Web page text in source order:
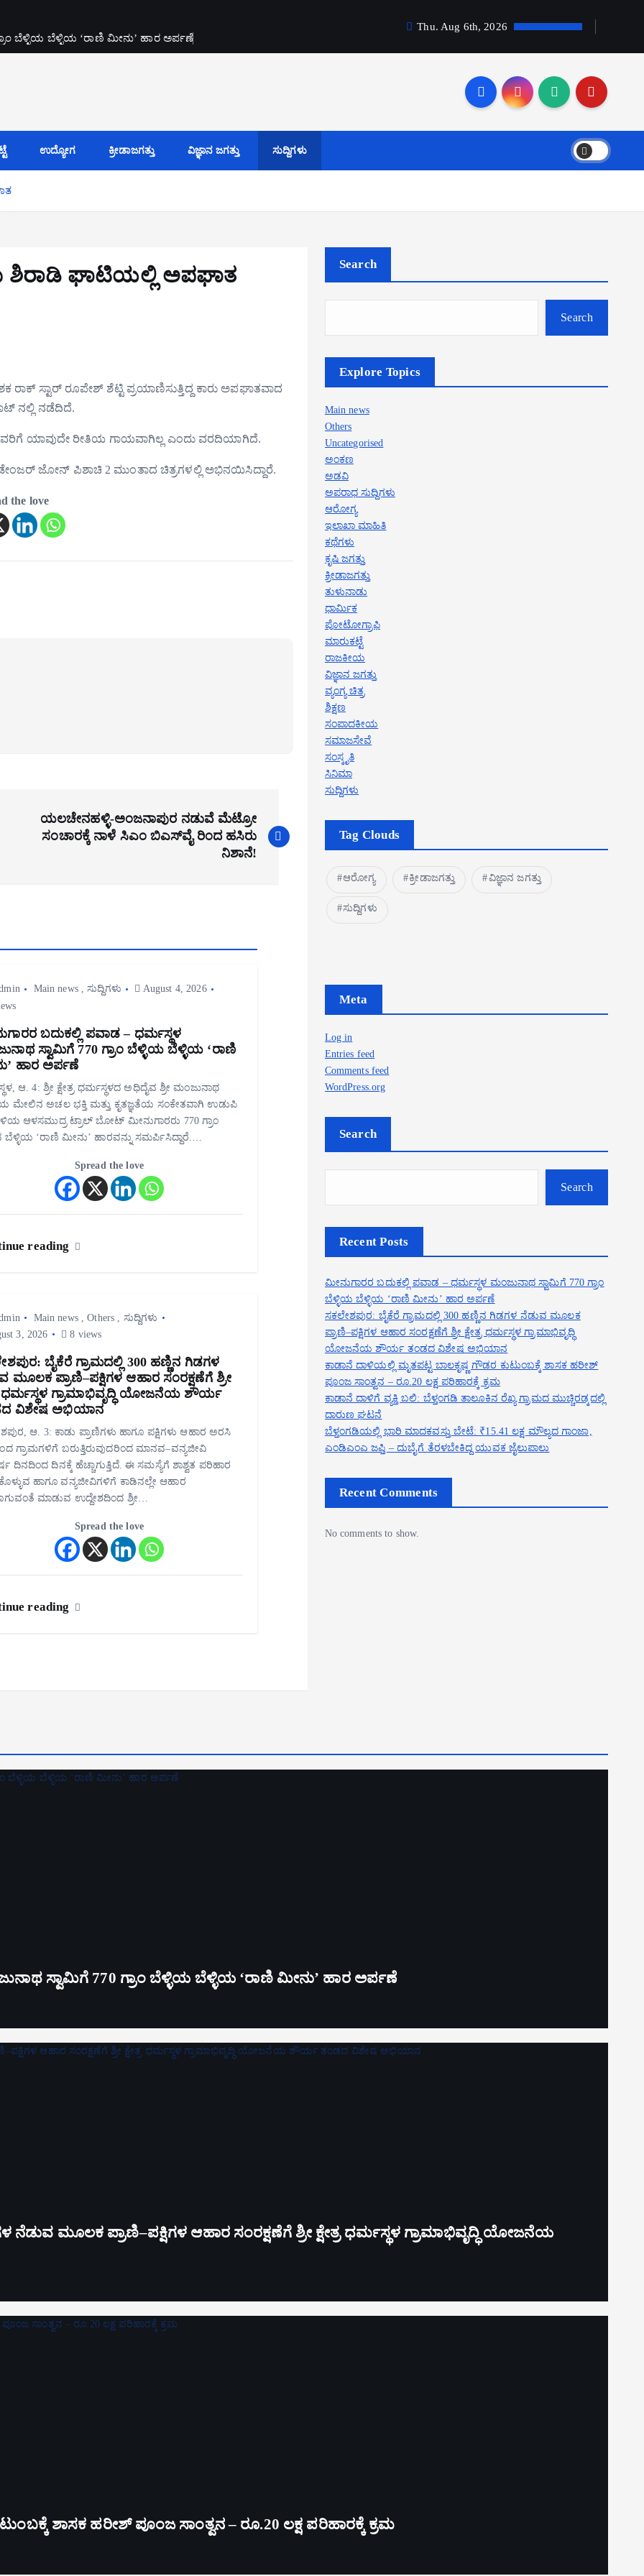
ಬೆಳ್ಳಿಯ ಬೆಳ್ಳಿಯ ‘ರಾಣಿ ಮೀನು’ ಹಾರ ಅರ್ಪಣೆ
Thu. Aug 6th, 2026
ಉದ್ಯೋಗ ಕ್ರೀಡಾಜಗತ್ತು ವಿಜ್ಞಾನ ಜಗತ್ತು ಸುದ್ದಿಗಳು
ಶಿರಾಡಿ ಘಾಟಿಯಲ್ಲಿ ಅಪಘಾತ
ರಾಕ್ ಸ್ಟಾರ್ ರೂಪೇಶ್ ಶೆಟ್ಟಿ ಪ್ರಯಾಣಿಸುತ್ತಿದ್ದ ಕಾರು ಅಪಘಾತವಾದ
ನಲ್ಲಿ ನಡೆದಿದೆ.
ಯಾವುದೇ ರೀತಿಯ ಗಾಯವಾಗಿಲ್ಲ ಎಂದು ವರದಿಯಾಗಿದೆ.
ಡೇಂಜರ್ ಜೋನ್ ಪಿಶಾಚಿ 2 ಮುಂತಾದ ಚಿತ್ರಗಳಲ್ಲಿ ಅಭಿನಯಿಸಿದ್ದಾರೆ.
the love
ಯಲಚೇನಹಳ್ಳಿ-ಅಂಜನಾಪುರ ನಡುವೆ ಮೆಟ್ರೋ
ಸಂಚಾರಕ್ಕೆ ನಾಳೆ ಸಿಎಂ ಬಿಎಸ್​ವೈ ರಿಂದ ಹಸಿರು
ನಿಶಾನೆ!
Main news,ಸುದ್ದಿಗಳು
August 4, 2026
ಬದುಕಲ್ಲಿ ಪವಾಡ – ಧರ್ಮಸ್ಥಳ
ಸ್ವಾಮಿಗೆ 770 ಗ್ರಾಂ ಬೆಳ್ಳಿಯ ಬೆಳ್ಳಿಯ ‘ರಾಣಿ
ಹಾರ ಅರ್ಪಣೆ
ಆ. 4: ಶ್ರೀ ಕ್ಷೇತ್ರ ಧರ್ಮಸ್ಥಳದ ಅಧಿದೈವ ಶ್ರೀ ಮಂಜುನಾಥ
ಮೇಲಿನ ಅಚಲ ಭಕ್ತಿ ಮತ್ತು ಕೃತಜ್ಞತೆಯ ಸಂಕೇತವಾಗಿ ಉಡುಪಿ
ಆಳಸಮುದ್ರ ಟ್ರಾಲ್ ಬೋಟ್ ಮೀನುಗಾರರು 770 ಗ್ರಾಂ
ಬೆಳ್ಳಿಯ ‘ರಾಣಿ ಮೀನು’ ಹಾರವನ್ನು ಸಮರ್ಪಿಸಿದ್ದಾರೆ.…
Spread the love
reading
Main news,Others
ಸುದ್ದಿಗಳು
3, 2026
8 views
ಬೈಕೆರೆ ಗ್ರಾಮದಲ್ಲಿ 300 ಹಣ್ಣಿನ ಗಿಡಗಳ
ಮೂಲಕ ಪ್ರಾಣಿ–ಪಕ್ಷಿಗಳ ಆಹಾರ ಸಂರಕ್ಷಣೆಗೆ ಶ್ರೀ
ಧರ್ಮಸ್ಥಳ ಗ್ರಾಮಾಭಿವೃದ್ಧಿ ಯೋಜನೆಯ ಶೌರ್ಯ
ವಿಶೇಷ ಅಭಿಯಾನ
ಆ. 3: ಕಾಡು ಪ್ರಾಣಿಗಳು ಹಾಗೂ ಪಕ್ಷಿಗಳು ಆಹಾರ ಅರಸಿ
ಗ್ರಾಮಗಳಿಗೆ ಬರುತ್ತಿರುವುದರಿಂದ ಮಾನವ–ವನ್ಯಜೀವಿ
ದಿನದಿಂದ ದಿನಕ್ಕೆ ಹೆಚ್ಚಾಗುತ್ತಿದೆ. ಈ ಸಮಸ್ಯೆಗೆ ಶಾಶ್ವತ ಪರಿಹಾರ
ಹಾಗೂ ವನ್ಯಜೀವಿಗಳಿಗೆ ಕಾಡಿನಲ್ಲೇ ಆಹಾರ
ಮಾಡುವ ಉದ್ದೇಶದಿಂದ ಶ್ರೀ…
Spread the love
reading
Search
Search
Explore Topics
Main news
Others
Uncategorised
ಅಂಕಣ
ಅಡವಿ
ಅಪರಾಧ ಸುದ್ದಿಗಳು
ಆರೋಗ್ಯ
ಇಲಾಖಾ ಮಾಹಿತಿ
ಕಥೆಗಳು
ಕೃಷಿ ಜಗತ್ತು
ಕ್ರೀಡಾಜಗತ್ತು
ತುಳುನಾಡು
ಧಾರ್ಮಿಕ
ಪೋಟೋಗ್ರಾಫಿ
ಮಾರುಕಟ್ಟೆ
ರಾಜಕೀಯ
ವಿಜ್ಞಾನ ಜಗತ್ತು
ವ್ಯಂಗ್ಯ ಚಿತ್ರ
ಶಿಕ್ಷಣ
ಸಂಪಾದಕೀಯ
ಸಮಾಜಸೇವೆ
ಸಂಸ್ಕೃತಿ
ಸಿನಿಮಾ
ಸುದ್ದಿಗಳು
Tag Clouds
ಆರೋಗ್ಯ ಕ್ರೀಡಾಜಗತ್ತು ವಿಜ್ಞಾನ ಜಗತ್ತು
ಸುದ್ದಿಗಳು
Meta
Log in
Entries feed
Comments feed
WordPress.org
Search
Search
Recent Posts
ಮೀನುಗಾರರ ಬದುಕಲ್ಲಿ ಪವಾಡ – ಧರ್ಮಸ್ಥಳ ಮಂಜುನಾಥ ಸ್ವಾಮಿಗೆ 770 ಗ್ರಾಂ
ಬೆಳ್ಳಿಯ ಬೆಳ್ಳಿಯ ‘ರಾಣಿ ಮೀನು’ ಹಾರ ಅರ್ಪಣೆ
ಸಕಲೇಶಪುರ: ಬೈಕೆರೆ ಗ್ರಾಮದಲ್ಲಿ 300 ಹಣ್ಣಿನ ಗಿಡಗಳ ನೆಡುವ ಮೂಲಕ
ಪ್ರಾಣಿ–ಪಕ್ಷಿಗಳ ಆಹಾರ ಸಂರಕ್ಷಣೆಗೆ ಶ್ರೀ ಕ್ಷೇತ್ರ ಧರ್ಮಸ್ಥಳ ಗ್ರಾಮಾಭಿವೃದ್ಧಿ
ಯೋಜನೆಯ ಶೌರ್ಯ ತಂಡದ ವಿಶೇಷ ಅಭಿಯಾನ
ಕಾಡಾನೆ ದಾಳಿಯಲ್ಲಿ ಮೃತಪಟ್ಟ ಬಾಲಕೃಷ್ಣ ಗೌಡರ ಕುಟುಂಬಕ್ಕೆ ಶಾಸಕ ಹರೀಶ್
ಪೂಂಜ ಸಾಂತ್ವನ – ರೂ.20 ಲಕ್ಷ ಪರಿಹಾರಕ್ಕೆ ಕ್ರಮ
ಕಾಡಾನೆ ದಾಳಿಗೆ ವ್ಯಕ್ತಿ ಬಲಿ: ಬೆಳ್ತಂಗಡಿ ತಾಲೂಕಿನ ರೆಖ್ಯ ಗ್ರಾಮದ ಮುಚ್ಚಿರಡ್ಕದಲ್ಲಿ
ದಾರುಣ ಘಟನೆ
ಬೆಳ್ತಂಗಡಿಯಲ್ಲಿ ಭಾರಿ ಮಾದಕವಸ್ತು ಬೇಟೆ: ₹15.41 ಲಕ್ಷ ಮೌಲ್ಯದ ಗಾಂಜಾ,
ಎಂಡಿಎಂಎ ಜಪ್ತಿ – ದುಬೈಗೆ ತೆರಳಬೇಕಿದ್ದ ಯುವಕ ಜೈಲುಪಾಲು
Recent Comments
No comments to show.
ಸ್ವಾಮಿಗೆ 770 ಗ್ರಾಂ ಬೆಳ್ಳಿಯ ಬೆಳ್ಳಿಯ ‘ರಾಣಿ ಮೀನು’ ಹಾರ ಅರ್ಪಣೆ
ನೆಡುವ ಮೂಲಕ ಪ್ರಾಣಿ–ಪಕ್ಷಿಗಳ ಆಹಾರ ಸಂರಕ್ಷಣೆಗೆ ಶ್ರೀ ಕ್ಷೇತ್ರ ಧರ್ಮಸ್ಥಳ ಗ್ರಾಮಾಭಿವೃದ್ಧಿ ಯೋಜನೆಯ
ಶಾಸಕ ಹರೀಶ್ ಪೂಂಜ ಸಾಂತ್ವನ – ರೂ.20 ಲಕ್ಷ ಪರಿಹಾರಕ್ಕೆ ಕ್ರಮ